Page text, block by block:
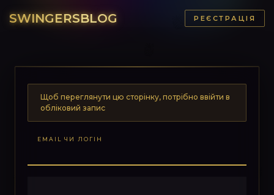
SWINGERSBLOG РЕЄСТРАЦІЯ
Щоб переглянути цю сторінку, потрібно ввійти в
обліковий запис
EMAIL ЧИ ЛОГІН